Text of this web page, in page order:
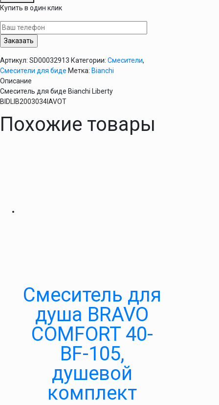
для
биде
Bianchi
Liberty
Купить в один клик
Артикул: SD00032913 Категории: Смесители,
Смесители для биде Метка: Bianchi
Описание
Смеситель для биде Bianchi Liberty
BIDLIB2003034IAVOT
Похожие товары
Cмеситель для
душа BRAVO
COMFORT 40-
BF-105,
душевой
комплект